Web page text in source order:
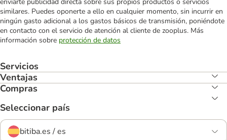
similares. Puedes oponerte a ello en cualquier momento, sin incurrir en
ningún gasto adicional a los gastos básicos de transmisión, poniéndote
en contacto con el servicio de atención al cliente de zooplus. Más
información sobre protección de datos
Servicios
Ventajas
Compras
Seleccionar país
bitiba.es / es